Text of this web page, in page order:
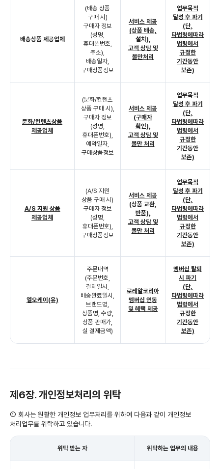
배송상품 제공업체
(배송 상품
구매 시)
구매자 정보
(성명,
휴대폰번호,
주소),
배송일자,
구매상품정보
서비스 제공
(상품 배송,
설치),
고객 상담 및
불만처리
업무목적
달성 후 파기
(단,
타법령에따라
법령에서
규정한
기간동안
보존)
문화/컨텐츠상품
제공업체
(문화/컨텐츠
상품 구매 시),
구매자 정보
(성명,
휴대폰번호),
예약일자,
구매상품정보
서비스 제공
(구매자
확인),
고객 상담 및
불만 처리
업무목적
달성 후 파기
(단,
타법령에따라
법령에서
규정한
기간동안
보존)
A/S 지원 상품
제공업체
(A/S 지원
상품 구매 시)
구매자 정보
(성명,
휴대폰번호),
구매상품정보
서비스 제공
(상품 교환,
반품),
고객 상담 및
불만 처리
업무목적
달성 후 파기
(단,
타법령에따라
법령에서
규정한
기간동안
보존)
엘오케이(유)
주문내역
(주문번호,
결제일시,
배송완료일시,
브랜드명,
상품명, 수량,
상품 판매가,
실 결제금액)
로레알코리아
멤버십 연동
및 혜택 제공
멤버십 탈퇴
시 파기
(단,
타법령에따라
법령에서
규정한
기간동안
보존)
제6장. 개인정보처리의 위탁
① 회사는 원활한 개인정보 업무처리를 위하여 다음과 같이 개인정보
처리업무를 위탁하고 있습니다.
위탁 받는 자 위탁하는 업무의 내용